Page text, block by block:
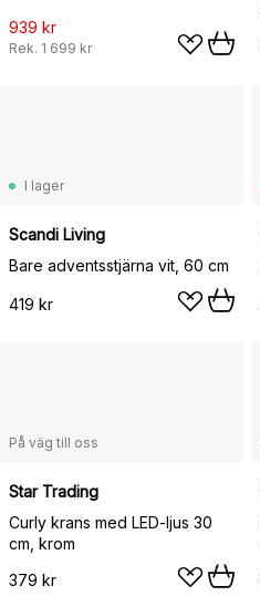
939 kr
Rek. 1 699 kr
I lager
Scandi Living
Bare adventsstjärna vit, 60 cm
419 kr
På väg till oss
Star Trading
Curly krans med LED-ljus 30
cm, krom
379 kr